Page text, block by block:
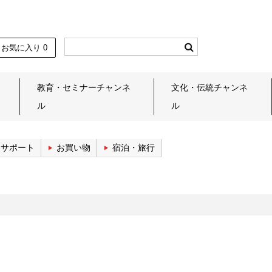
お気に入り 0
教育・セミナーチャンネ
ル
文化・伝統チャンネ
ル
ポート お買い物 宿泊・旅行